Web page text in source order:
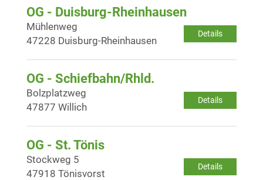
OG - Duisburg-Rheinhausen
Details
Mühlenweg
47228 Duisburg-Rheinhausen
OG - Schiefbahn/Rhld.
Details
Bolzplatzweg
47877 Willich
OG - St. Tönis
Details
Stockweg 5
47918 Tönisvorst